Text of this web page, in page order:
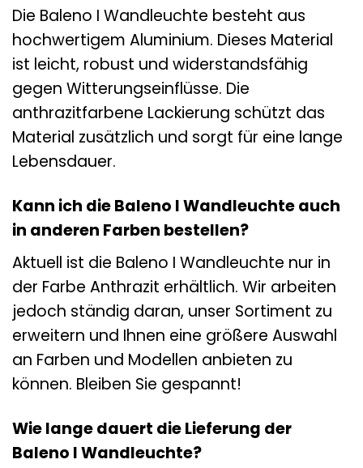
Die Baleno I Wandleuchte besteht aus
hochwertigem Aluminium. Dieses Material
ist leicht, robust und widerstandsfähig
gegen Witterungseinflüsse. Die
anthrazitfarbene Lackierung schützt das
Material zusätzlich und sorgt für eine lange
Lebensdauer.
Kann ich die Baleno I Wandleuchte auch
in anderen Farben bestellen?
Aktuell ist die Baleno I Wandleuchte nur in
der Farbe Anthrazit erhältlich. Wir arbeiten
jedoch ständig daran, unser Sortiment zu
erweitern und Ihnen eine größere Auswahl
an Farben und Modellen anbieten zu
können. Bleiben Sie gespannt!
Wie lange dauert die Lieferung der
Baleno I Wandleuchte?